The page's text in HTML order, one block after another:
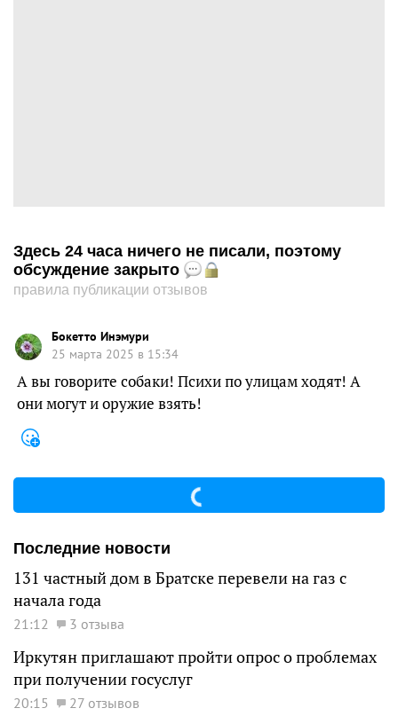
Здесь 24 часа ничего не писали, поэтому
обсуждение закрыто
правила публикации отзывов
Бокетто Инэмури
25 марта 2025 в 15:34
А вы говорите собаки! Психи по улицам ходят! А
они могут и оружие взять!
Последние новости
131 частный дом в Братске перевели на газ с
начала года
21:12 3 отзыва
Иркутян приглашают пройти опрос о проблемах
при получении госуслуг
20:15 27 отзывов